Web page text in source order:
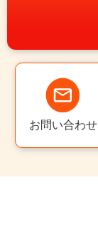
お問い合わせ